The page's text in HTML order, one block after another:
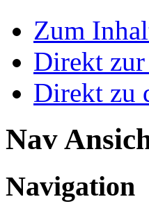
Zum
Direkt
Direkt zu
Nav
Navigation